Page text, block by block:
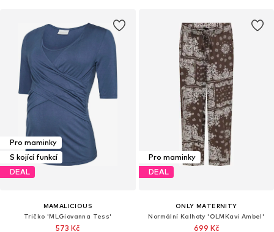
Pro maminky
S kojící funkcí
DEAL
MAMALICIOUS
Tričko 'MLGiovanna Tess'
573 Kč
Pro maminky
DEAL
ONLY MATERNITY
Normální Kalhoty 'OLMKavi Ambel'
699 Kč